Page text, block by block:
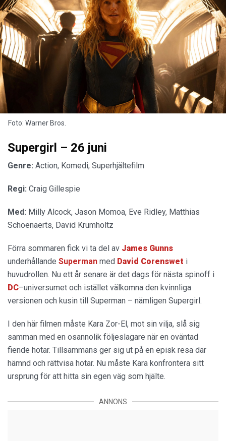
Foto: Warner Bros.
Supergirl – 26 juni
Genre: Action, Komedi, Superhjältefilm
Regi: Craig Gillespie
Med: Milly Alcock, Jason Momoa, Eve Ridley, Matthias
Schoenaerts, David Krumholtz
Förra sommaren fick vi ta del av James Gunns
underhållande Superman med David Corenswet i
huvudrollen. Nu ett år senare är det dags för nästa spinoff i
DC–universumet och istället välkomna den kvinnliga
versionen och kusin till Superman – nämligen Supergirl.
I den här filmen måste Kara Zor-El, mot sin vilja, slå sig
samman med en osannolik följeslagare när en oväntad
fiende hotar. Tillsammans ger sig ut på en episk resa där
hämnd och rättvisa hotar. Nu måste Kara konfrontera sitt
ursprung för att hitta sin egen väg som hjälte.
ANNONS